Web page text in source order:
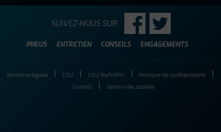
PNEUS ENTRETIEN CONSEILS ENGAGEMENTS
SUIVEZ-NOUS SUR :
Mentions légales CGU CGU MyProfil+
Politique de confidentialité
Contact
Gestion des cookies